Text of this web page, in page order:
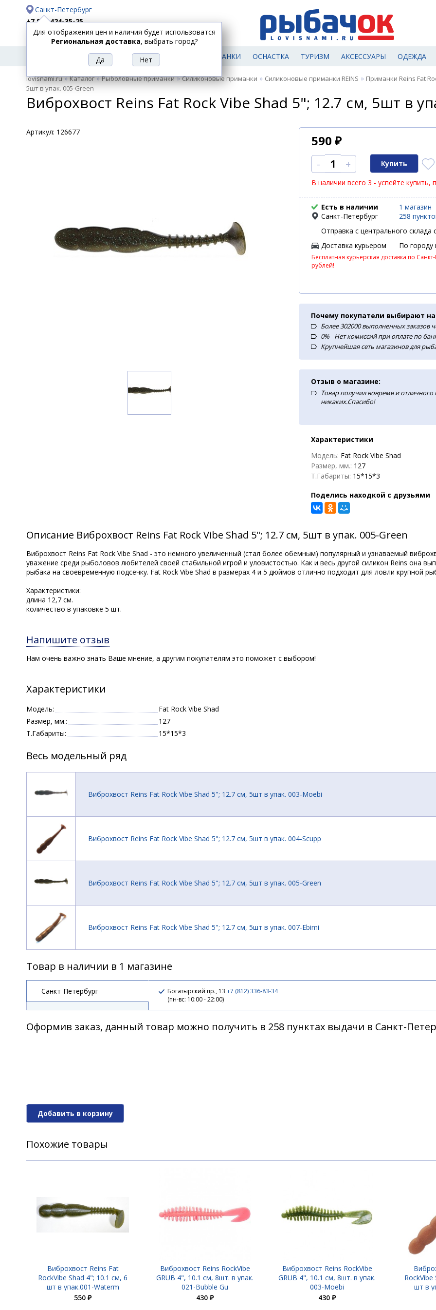
Санкт-Петербург
+7 812 424-35-25
Доставка
Оплата
Для отображения цен и наличия будет использоватся
Региональная доставка, выбрать город?
РЫБОЛОВНЫЕ
ТОВАРЫ
СПИННИНГИ КАТУШКИ ПРИМАНКИ ОСНАСТКА ТУРИЗМ АКСЕССУАРЫ ОДЕЖДА
lovisnami.ru»Каталог»Рыболовные приманки»Силиконовые приманки » Силиконовые приманки REINS » Приманки Reins Fat
5шт в упак. 005-Green
Виброхвост Reins Fat Rock Vibe Shad 5"; 12.7 см, 5шт в
Артикул: 126677
590 ₽
- +
В наличии всего 3 - успейте купить,
Есть в наличии
1 магазин
Санкт-Петербург
258
Отправка с центрального склада
Доставка курьером
По городу
Бесплатная курьерская доставка по
рублей!
Почему покупатели выбирают
Более 302000 выполненных заказов
0% - Нет комиссий при оплате по
Крупнейшая сеть магазинов для
Отзыв о магазине:
Товар получил вовремя и отличного
никаких.Спасибо!
Характеристики
Модель: Fat Rock Vibe Shad
Размер, мм.: 127
Т.Габариты: 15*15*3
Поделись находкой с друзьями
Описание Виброхвост Reins Fat Rock Vibe Shad 5"; 12.7 см, 5шт в упак. 005-Green
Виброхвост Reins Fat Rock Vibe Shad - это немного увеличенный (стал более обемным) популярный и узнаваемый
уважение среди рыболовов любителей своей стабильной игрой и уловистостью. Как и весь другой силикон Reins она
рыбака на своевременную подсечку. Fat Rock Vibe Shad в размерах 4 и 5 дюймов отлично подходит для ловли крупной
Характеристики:
длина 12,7 см.
количество в упаковке 5 шт.
Напишите отзыв
Нам очень важно знать Ваше мнение, а другим покупателям это поможет с выбором!
Характеристики
Модель:
Fat Rock Vibe Shad
Размер, мм.:
127
Т.Габариты:
15*15*3
Весь модельный ряд
Виброхвост Reins Fat Rock Vibe Shad 5"; 12.7 см, 5шт в упак. 003-Moebi
Виброхвост Reins Fat Rock Vibe Shad 5"; 12.7 см, 5шт в упак. 004-Scupp
Виброхвост Reins Fat Rock Vibe Shad 5"; 12.7 см, 5шт в упак. 005-Green
Виброхвост Reins Fat Rock Vibe Shad 5"; 12.7 см, 5шт в упак. 007-Ebimi
Виброхвост Reins Fat Rock Vibe Shad 5"; 12.7 см, 5шт в упак. 009-Green
Виброхвост Reins Fat RockVibe Shad 4"; 10.1 см, 6 шт в упак.008-Ghost
Виброхвост Reins Fat RockVibe Shad 4"; 10.1 см, 6 шт в упак.019-Oxbloo
Товар в наличии в 1 магазине
Санкт-Петербург Богатырский пр., 13 +7 (812) 336-83-34
(пн-вс: 10:00 - 22:00)
Оформив заказ, данный товар можно получить в 258 пунктах выдачи в Санкт-
Добавить в корзину
Похожие товары
Виброхвост Reins Fat
RockVibe Shad 4"; 10.1 см, 6
шт в упак.001-Waterm
550 ₽
Виброхвост Reins RockVibe
GRUB 4", 10.1 см, 8шт. в упак.
021-Bubble Gu
430 ₽
Виброхвост Reins RockVibe
GRUB 4", 10.1 см, 8шт. в упак.
003-Moebi
430 ₽
RockVibe
шт в